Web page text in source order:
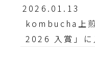
2026.01.13
kombucha上
2026 入賞」に